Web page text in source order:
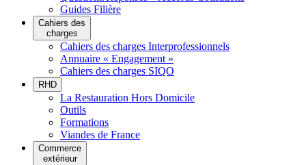
Guides Filière
Cahiers des
charges
Cahiers des charges Interprofessionnels
Annuaire « Engagement »
Cahiers des charges SIQO
RHD
La Restauration Hors Domicile
Outils
Formations
Viandes de France
Commerce
extérieur